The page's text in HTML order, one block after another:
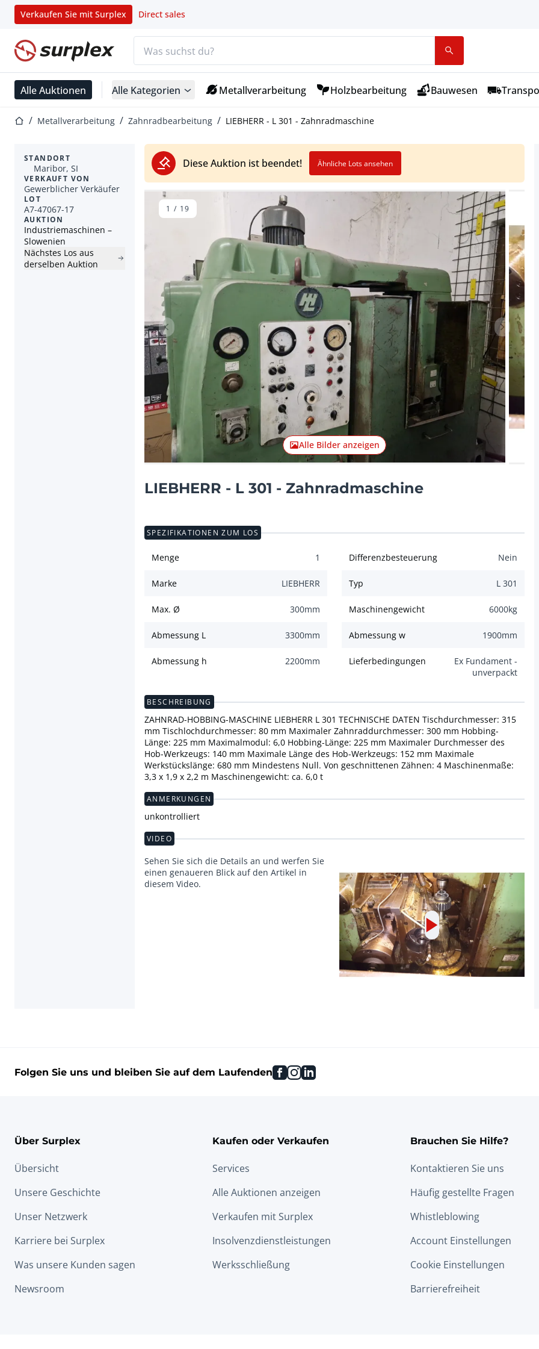
Verkaufen Sie mit Surplex Direct sales
Startseite
Alle Auktionen Alle Kategorien Metallverarbeitung Holzbearbeitung Bauwesen
StartseiteMetallverarbeitung Zahnradbearbeitung LIEBHERR - L 301 - Zahnradmaschine
Diese Auktion ist beendet! Ähnliche Lots ansehen
STANDORT
Maribor, SI
VERKAUFT VON
Gewerblicher Verkäufer
LOT
A7-47067-17
AUKTION
Industriemaschinen –
Slowenien
Nächstes Los aus
derselben Auktion
Vorheriger Artikel
Alle Bilder anzeigen
1 / 19
LIEBHERR - L 301 - Zahnradmaschine
SPEZIFIKATIONEN ZUM LOS
Menge 1 Differenzbesteuerung Nein
Marke LIEBHERR Typ L 301
Max. Ø 300mm Maschinengewicht 6000kg
Abmessung L 3300mm Abmessung w 1900mm
Abmessung h 2200mm Lieferbedingungen
Ex Fundament -
unverpackt
BESCHREIBUNG
ZAHNRAD-HOBBING-MASCHINE LIEBHERR L 301 TECHNISCHE DATEN Tischdurchmesser: 315
mm Tischlochdurchmesser: 80 mm Maximaler Zahnraddurchmesser: 300 mm Hobbing-
Länge: 225 mm Maximalmodul: 6,0 Hobbing-Länge: 225 mm Maximaler Durchmesser des
Hob-Werkzeugs: 140 mm Maximale Länge des Hob-Werkzeugs: 152 mm Maximale
Werkstückslänge: 680 mm Mindestens Null. Von geschnittenen Zähnen: 4 Maschinenmaße:
3,3 x 1,9 x 2,2 m Maschinengewicht: ca. 6,0 t
ANMERKUNGEN
unkontrolliert
VIDEO
Sehen Sie sich die Details an und werfen Sie
einen genaueren Blick auf den Artikel in
diesem Video.
Folgen Sie uns und bleiben Sie auf dem Laufenden facebook
instagram
linkedin
Über Surplex
Übersicht
Unsere Geschichte
Unser Netzwerk
Karriere bei Surplex
Was unsere Kunden sagen
Newsroom
Kaufen oder Verkaufen
Services
Alle Auktionen anzeigen
Verkaufen mit Surplex
Insolvenzdienstleistungen
Werksschließung
Brauchen Sie Hilfe?
Kontaktieren Sie uns
Häufig gestellte Fragen
Whistleblowing
Account Einstellungen
Cookie Einstellungen
Barrierefreiheit